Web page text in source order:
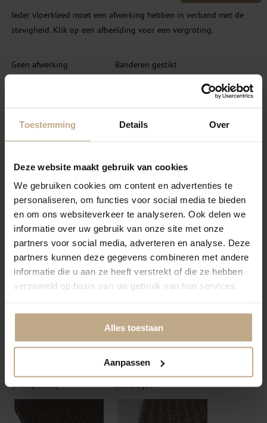
Toestemming Details Over
Deze website maakt gebruik van cookies
We gebruiken cookies om content en advertenties te
personaliseren, om functies voor social media te bieden
en om ons websiteverkeer te analyseren. Ook delen we
informatie over uw gebruik van onze site met onze
partners voor social media, adverteren en analyse. Deze
partners kunnen deze gegevens combineren met andere
informatie die u aan ze heeft verstrekt of die ze hebben
verzameld op basis van uw gebruik van hun services.
Alles toestaan
Aanpassen
Ieder vloerkleed moet een afwerking hebben in verband met de
stevigheid. Klik op een afbeelding voor een vergroting.
Geen afwerking
SELECTEER
Banderen gestikt
SELECTEER
Banderen Blind gestikt
SELECTEER
Festonneren garen
wol/nylon
SELECTEER
Festonneren visdraad
(transparant)
Volumeren + vilt
onderzijde